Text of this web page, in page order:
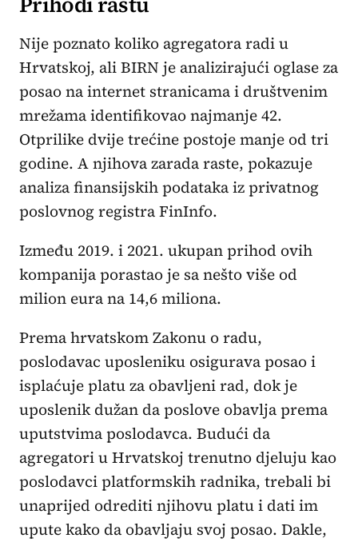
Nije poznato koliko agregatora radi u
Hrvatskoj, ali BIRN je analizirajući oglase za
posao na internet stranicama i društvenim
mrežama identifikovao najmanje 42.
Otprilike dvije trećine postoje manje od tri
godine. A njihova zarada raste, pokazuje
analiza finansijskih podataka iz privatnog
poslovnog registra FinInfo.
Između 2019. i 2021. ukupan prihod ovih
kompanija porastao je sa nešto više od
milion eura na 14,6 miliona.
Prema hrvatskom Zakonu o radu,
poslodavac uposleniku osigurava posao i
isplaćuje platu za obavljeni rad, dok je
uposlenik dužan da poslove obavlja prema
uputstvima poslodavca. Budući da
agregatori u Hrvatskoj trenutno djeluju kao
poslodavci platformskih radnika, trebali bi
unaprijed odrediti njihovu platu i dati im
upute kako da obavljaju svoj posao. Dakle,